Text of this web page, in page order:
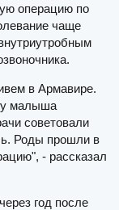
операцию по
чаще
в Армавире.
у малыша
советовали
Роды прошли в
- рассказал
год после